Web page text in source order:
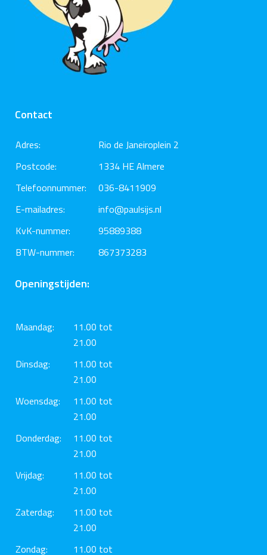
Contact
Adres:
Rio de Janeiroplein 2
Postcode:
1334 HE Almere
Telefoonnummer:
036-8411909
E-mailadres:
info@paulsijs.nl
KvK-nummer:
95889388
BTW-nummer:
867373283
Openingstijden:
Maandag:
11.00 tot
21.00
Dinsdag:
11.00 tot
21.00
Woensdag:
11.00 tot
21.00
Donderdag:
11.00 tot
21.00
Vrijdag:
11.00 tot
21.00
Zaterdag:
11.00 tot
21.00
Zondag:
11.00 tot